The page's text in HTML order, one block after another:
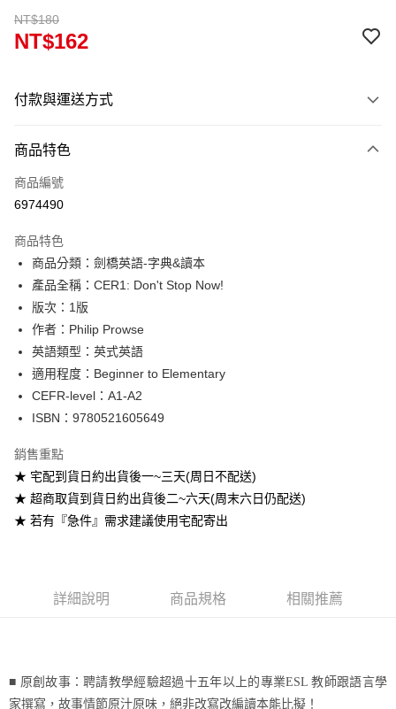
NT$180
NT$162
付款與運送方式
信用卡一次付款
超商取貨付款
Google Pay
ATM付款
運送方式
付款後全家取貨
7-11取貨付款
每筆NT$60
宅配-台灣本島
商品特色
商品編號
6974490
商品特色
商品分類：劍橋英語-字典&讀本
產品全稱：CER1: Don't Stop Now!
版次：1版
作者：Philip Prowse
英語類型：英式英語
適用程度：Beginner to Elementary
CEFR-level：A1-A2
ISBN：9780521605649
銷售重點
★ 宅配到貨日約出貨後一~三天(周日不配送)
★ 超商取貨到貨日約出貨後二~六天(周末六日仍配送)
★ 若有『急件』需求建議使用宅配寄出
詳細說明 商品規格 相關推薦
■ 原創故事：聘請教學經驗超過十五年以上的專業ESL教師跟語言學
家撰寫，故事情節原汁原味，絕非改寫改編讀本能比擬！